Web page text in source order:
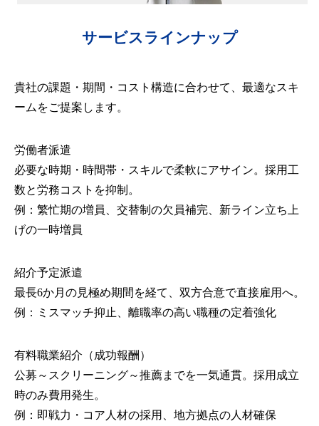
サービスラインナップ
貴社の課題・期間・コスト構造に合わせて、最適なスキ
ームをご提案します。
労働者派遣
必要な時期・時間帯・スキルで柔軟にアサイン。採用工
数と労務コストを抑制。
例：繁忙期の増員、交替制の欠員補完、新ライン立ち上
げの一時増員
紹介予定派遣
最長6か月の見極め期間を経て、双方合意で直接雇用へ。
例：ミスマッチ抑止、離職率の高い職種の定着強化
有料職業紹介（成功報酬）
公募～スクリーニング～推薦までを一気通貫。採用成立
時のみ費用発生。
例：即戦力・コア人材の採用、地方拠点の人材確保